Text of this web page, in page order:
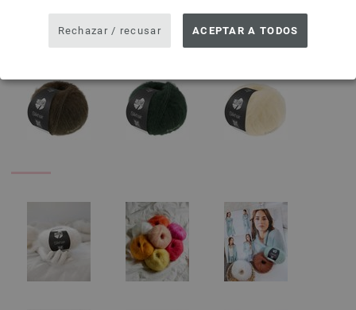
Rechazar / recusar ACEPTAR A TODOS